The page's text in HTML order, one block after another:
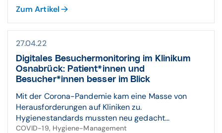
Zum Artikel
27.04.22
Digitales Besucher­monitoring im Klinikum
Osna­brück: Patient*innen und
Besucher*innen besser im Blick
Mit der Corona-Pandemie kam eine Masse von
Herausforderungen auf Kliniken zu.
Hygienestandards mussten neu gedacht...
COVID-19, Hygiene-Management